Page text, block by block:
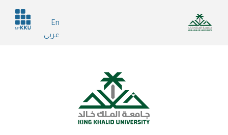
المحتوى
En
عربي
Header
services